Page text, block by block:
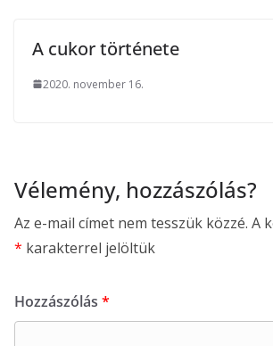
A cukor története
2020. november 16.
Vélemény, hozzászólás?
Az e-mail címet nem tesszük közzé. A
* karakterrel jelöltük
Hozzászólás *